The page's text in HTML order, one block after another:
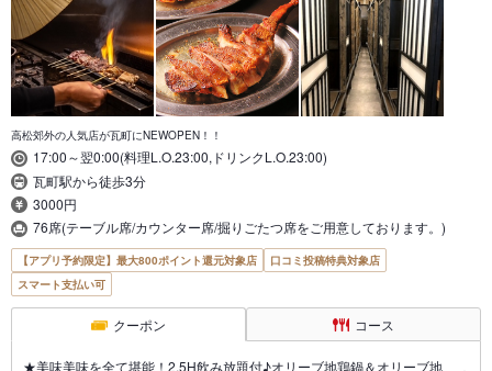
高松郊外の人気店が瓦町にNEWOPEN！！
17:00～翌0:00(料理L.O.23:00,ドリンクL.O.23:00)
瓦町駅から徒歩3分
3000円
76席(テーブル席/カウンター席/掘りごたつ席をご用意しております。)
【アプリ予約限定】最大800ポイント還元対象店
口コミ投稿特典対象店
スマート支払い可
クーポン コース
★美味美味を全て堪能！2.5H飲み放題付♪オリーブ地鶏鍋＆オリーブ地